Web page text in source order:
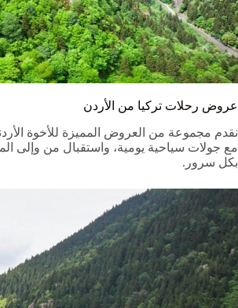
عروض رحلات تركيا من الأردن
نقدم مجموعة من العروض المميزة للأخوة
بكل سرور.